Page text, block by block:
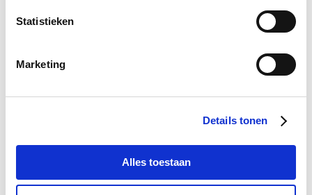
Statistieken
Marketing
Details tonen
Alles toestaan
-5 %